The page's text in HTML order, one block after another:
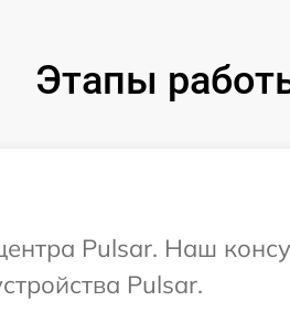
Этапы
Pulsar. Наш
Pulsar.